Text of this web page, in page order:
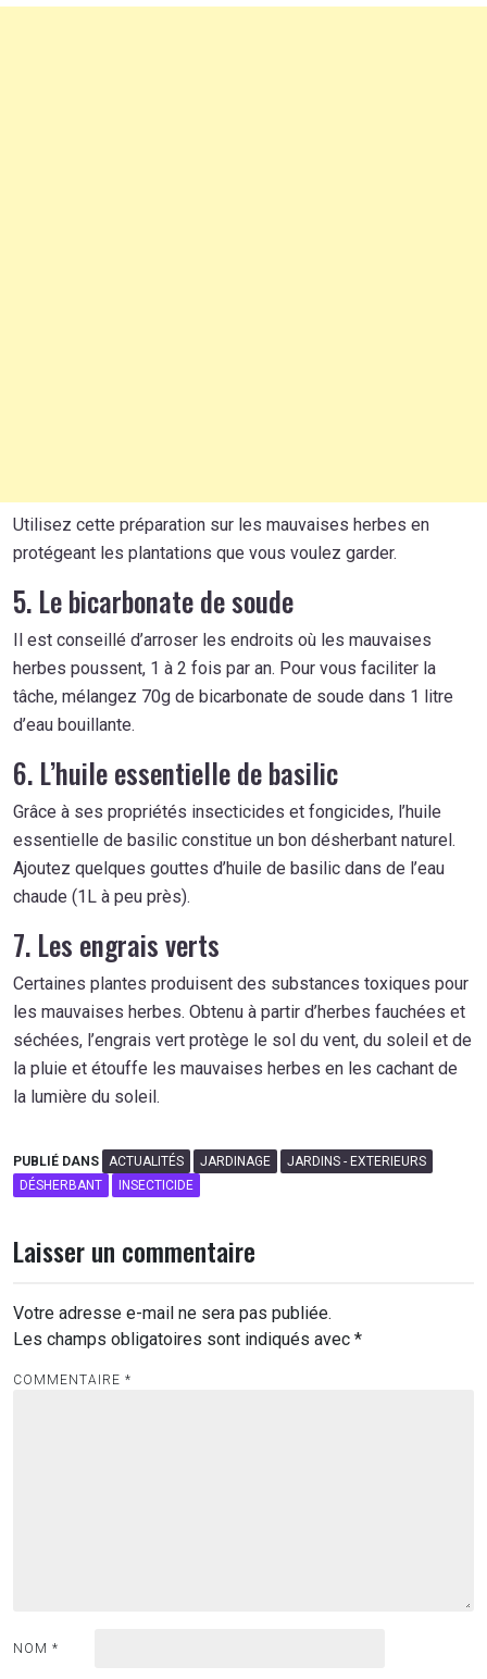
Utilisez cette préparation sur les mauvaises herbes en
protégeant les plantations que vous voulez garder.
5. Le bicarbonate de soude
Il est conseillé d’arroser les endroits où les mauvaises
herbes poussent, 1 à 2 fois par an. Pour vous faciliter la
tâche, mélangez 70g de bicarbonate de soude dans 1 litre
d’eau bouillante.
6. L’huile essentielle de basilic
Grâce à ses propriétés insecticides et fongicides, l’huile
essentielle de basilic constitue un bon désherbant naturel.
Ajoutez quelques gouttes d’huile de basilic dans de l’eau
chaude (1L à peu près).
7. Les engrais verts
Certaines plantes produisent des substances toxiques pour
les mauvaises herbes. Obtenu à partir d’herbes fauchées et
séchées, l’engrais vert protège le sol du vent, du soleil et de
la pluie et étouffe les mauvaises herbes en les cachant de
la lumière du soleil.
PUBLIÉ DANS ACTUALITÉS JARDINAGE
JARDINS - EXTERIEURS
DÉSHERBANT
INSECTICIDE
Laisser un commentaire
Votre adresse e-mail ne sera pas publiée.
Les champs obligatoires sont indiqués avec *
COMMENTAIRE *
NOM *